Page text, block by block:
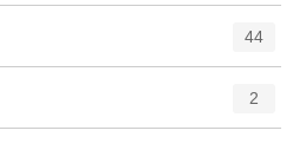
44
2